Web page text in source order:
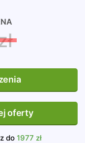
oferty
do 1977 zł